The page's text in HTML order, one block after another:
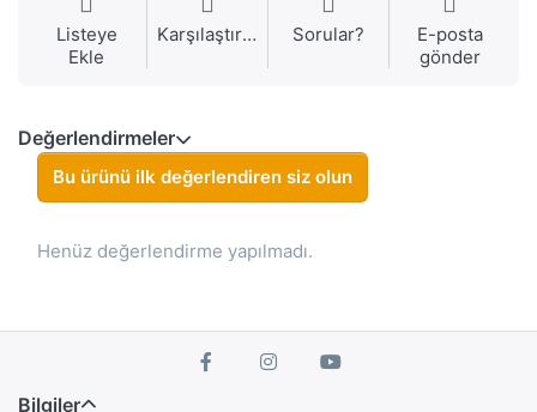
Listeye
Ekle
Karşılaştırma Sorular?
E-posta
gönder
Değerlendirmeler
Bu ürünü ilk değerlendiren siz olun
Henüz değerlendirme yapılmadı.
Bilgiler